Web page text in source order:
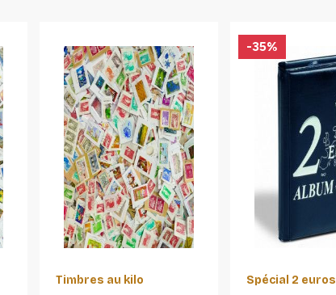
Timbres au kilo Spécial 2 euros
-35%